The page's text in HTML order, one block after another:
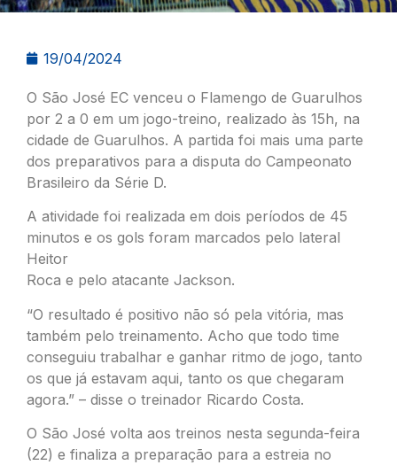
19/04/2024
O São José EC venceu o Flamengo de Guarulhos
por 2 a 0 em um jogo-treino, realizado às 15h, na
cidade de Guarulhos. A partida foi mais uma parte
dos preparativos para a disputa do Campeonato
Brasileiro da Série D.
A atividade foi realizada em dois períodos de 45
minutos e os gols foram marcados pelo lateral
Heitor
Roca e pelo atacante Jackson.
“O resultado é positivo não só pela vitória, mas
também pelo treinamento. Acho que todo time
conseguiu trabalhar e ganhar ritmo de jogo, tanto
os que já estavam aqui, tanto os que chegaram
agora.” – disse o treinador Ricardo Costa.
O São José volta aos treinos nesta segunda-feira
(22) e finaliza a preparação para a estreia no